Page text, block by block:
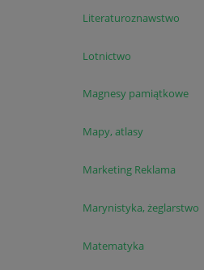
Literaturoznawstwo
Lotnictwo
Magnesy pamiątkowe
Mapy, atlasy
Marketing Reklama
Marynistyka, żeglarstwo
Matematyka